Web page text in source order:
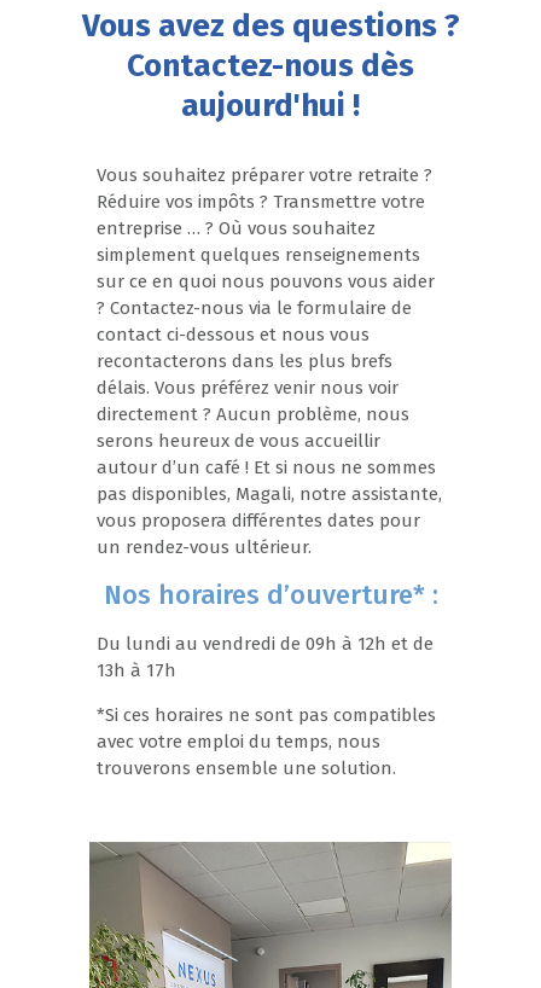
Vous avez des questions ?
Contactez-nous dès
aujourd'hui !
Vous souhaitez préparer votre retraite ?
Réduire vos impôts ? Transmettre votre
entreprise … ? Où vous souhaitez
simplement quelques renseignements
sur ce en quoi nous pouvons vous aider
? Contactez-nous via le formulaire de
contact ci-dessous et nous vous
recontacterons dans les plus brefs
délais. Vous préférez venir nous voir
directement ? Aucun problème, nous
serons heureux de vous accueillir
autour d’un café ! Et si nous ne sommes
pas disponibles, Magali, notre assistante,
vous proposera différentes dates pour
un rendez-vous ultérieur.
Nos horaires d’ouverture* :
Du lundi au vendredi de 09h à 12h et de
13h à 17h
*Si ces horaires ne sont pas compatibles
avec votre emploi du temps, nous
trouverons ensemble une solution.